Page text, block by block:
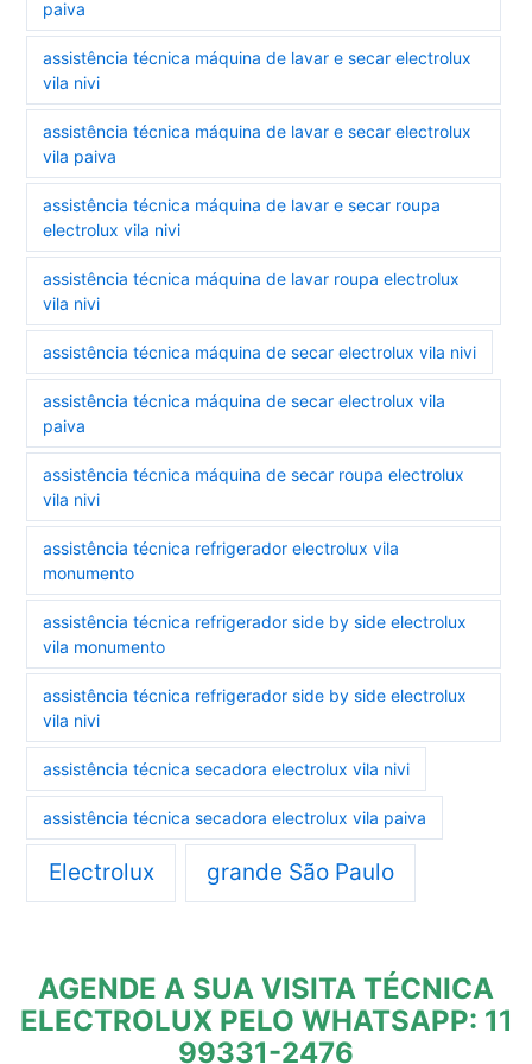
paiva
assistência técnica máquina de lavar e secar electrolux
vila nivi
assistência técnica máquina de lavar e secar electrolux
vila paiva
assistência técnica máquina de lavar e secar roupa
electrolux vila nivi
assistência técnica máquina de lavar roupa electrolux
vila nivi
assistência técnica máquina de secar electrolux vila nivi
assistência técnica máquina de secar electrolux vila
paiva
assistência técnica máquina de secar roupa electrolux
vila nivi
assistência técnica refrigerador electrolux vila
monumento
assistência técnica refrigerador side by side electrolux
vila monumento
assistência técnica refrigerador side by side electrolux
vila nivi
assistência técnica secadora electrolux vila nivi
assistência técnica secadora electrolux vila paiva
Electrolux grande São Paulo
AGENDE A SUA VISITA TÉCNICA
ELECTROLUX PELO WHATSAPP: 11
99331-2476